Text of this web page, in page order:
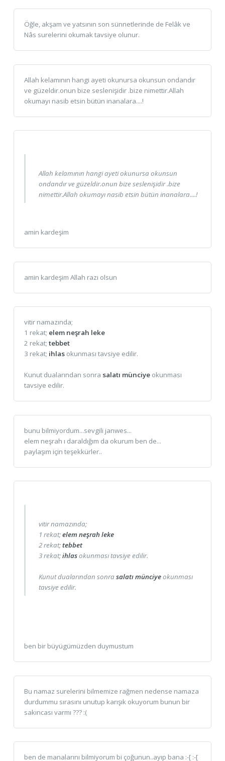
Öğle, akşam ve yatsının son sünnetlerinde de Felâk ve
Nâs surelerini okumak tavsiye olunur.
Allah kelamının hangi ayeti okunursa okunsun ondandır
ve güzeldir.onun bize seslenişidir .bize nimettir.Allah
okumayı nasib etsin bütün inanalara....!
Allah kelamının hangi ayeti okunursa okunsun
ondandır ve güzeldir.onun bize seslenişidir .bize
nimettir.Allah okumayı nasib etsin bütün inanalara....!
amin kardeşim
amin kardeşim Allah razı olsun
vitir namazında;
1 rekat; elem neşrah leke
2 rekat; tebbet
3 rekat; ihlas okunması tavsiye edilir.
Kunut dualarından sonra salatı münciyeokunması
tavsiye edilir.
bunu bilmiyordum...sevgili janwes...
elem neşrah ı daraldığım da okurum ben de...
paylaşım için teşekkürler..
vitir namazında;
1 rekat;elem neşrah leke
2 rekat;tebbet
3 rekat;ihlasokunması tavsiye edilir.
Kunut dualarından sonrasalatı münciyeokunması
tavsiye edilir.
ben bir büyügümüzden duymustum
Bu namaz surelerini bilmemize rağmen nedense namaza
durdummu sırasını unutup karışık okuyorum bunun bir
sakıncası varmı ??? :(
ben de manalarını bilmiyorum bi çoğunun..ayıp bana :-[ :-[